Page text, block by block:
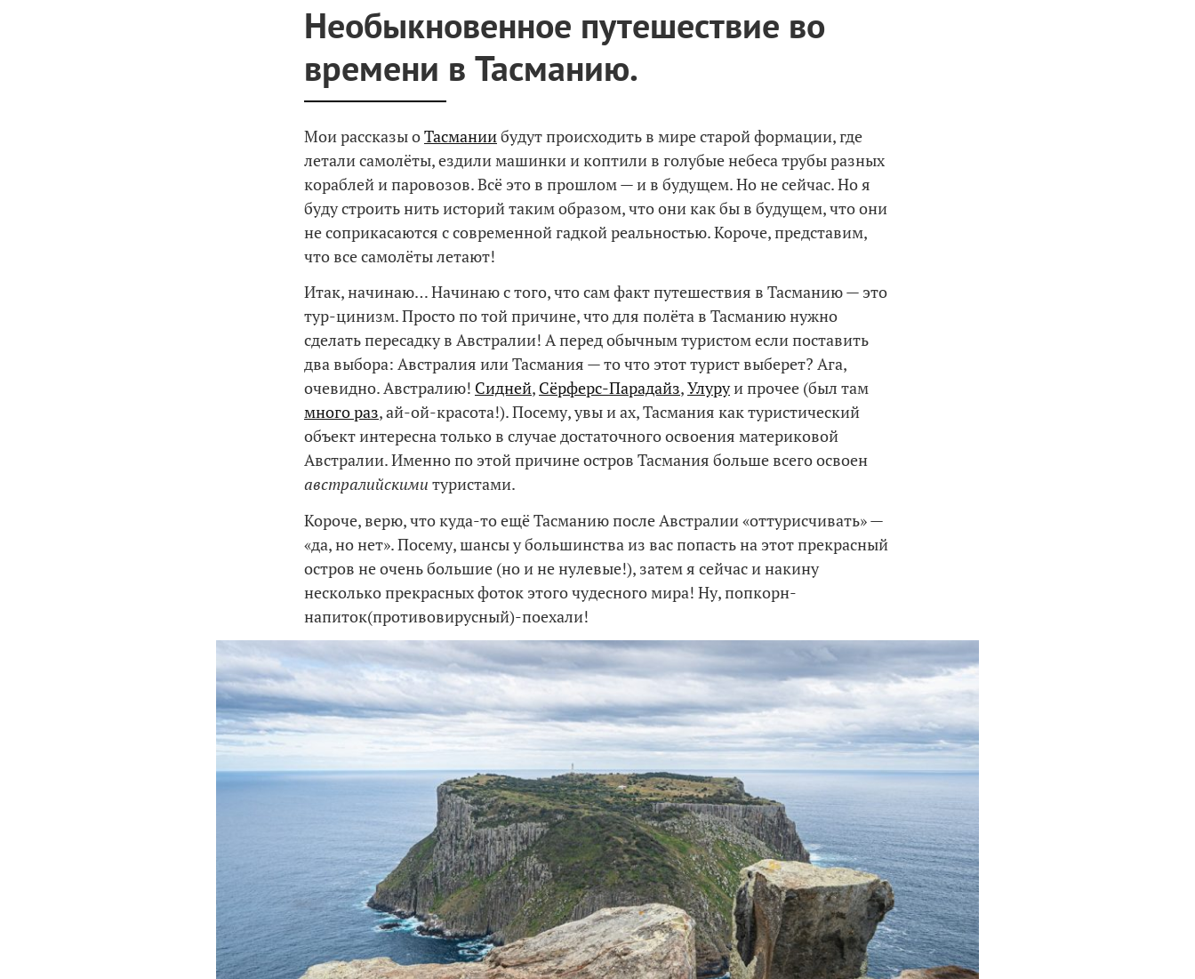
Необыкновенное путешествие во
времени в Тасманию.
Мои рассказы оТасманиибудут происходить в мире старой формации, где
летали самолёты, ездили машинки и коптили в голубые небеса трубы разных
кораблей и паровозов. Всё это в прошлом — и в будущем. Но не сейчас. Но я
буду строить нить историй таким образом, что они как бы в будущем, что они
не соприкасаются с современной гадкой реальностью. Короче, представим,
что все самолёты летают!
Итак, начинаю… Начинаю с того, что сам факт путешествия в Тасманию — это
тур-цинизм. Просто по той причине, что для полёта в Тасманию нужно
сделать пересадку в Австралии! А перед обычным туристом если поставить
два выбора: Австралия или Тасмания — то что этот турист выберет? Ага,
очевидно. Австралию! Сидней, Сёрферс-Парадайз,Улуруи прочее (был там
много раз, ай-ой-красота!). Посему, увы и ах, Тасмания как туристический
объект интересна только в случае достаточного освоения материковой
Австралии. Именно по этой причине остров Тасмания больше всего освоен
австралийскими туристами.
Короче, верю, что куда-то ещё Тасманию после Австралии «оттурисчивать» —
«да, но нет». Посему, шансы у большинства из вас попасть на этот прекрасный
остров не очень большие (но и не нулевые!), затем я сейчас и накину
несколько прекрасных фоток этого чудесного мира! Ну, попкорн-
напиток(противовирусный)-поехали!